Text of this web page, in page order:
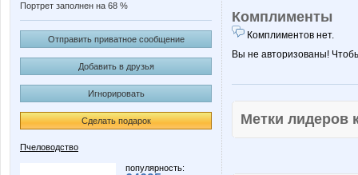
Портрет заполнен на 68 %
Отправить приватное сообщение
Добавить в друзья
Игнорировать
Сделать подарок
Пчеловодство
популярность:
Комплименты
Комплиментов нет.
Вы не авторизованы!
Метки